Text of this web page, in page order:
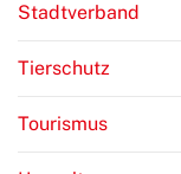
Stadtverband
Tierschutz
Tourismus